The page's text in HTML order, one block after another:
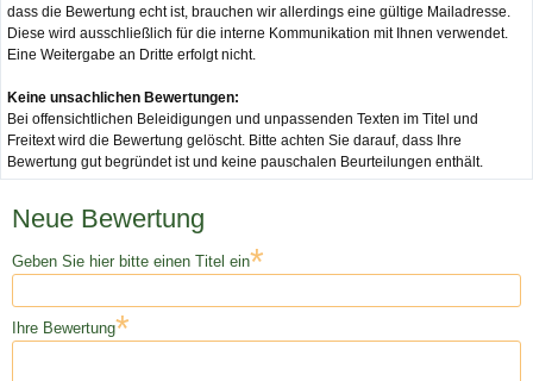
dass die Bewertung echt ist, brauchen wir allerdings eine gültige Mailadresse.
Diese wird ausschließlich für die interne Kommunikation mit Ihnen verwendet.
Eine Weitergabe an Dritte erfolgt nicht.
Keine unsachlichen Bewertungen:
Bei offensichtlichen Beleidigungen und unpassenden Texten im Titel und
Freitext wird die Bewertung gelöscht. Bitte achten Sie darauf, dass Ihre
Bewertung gut begründet ist und keine pauschalen Beurteilungen enthält.
Neue Bewertung
Geben Sie hier bitte einen Titel ein*
Ihre Bewertung*